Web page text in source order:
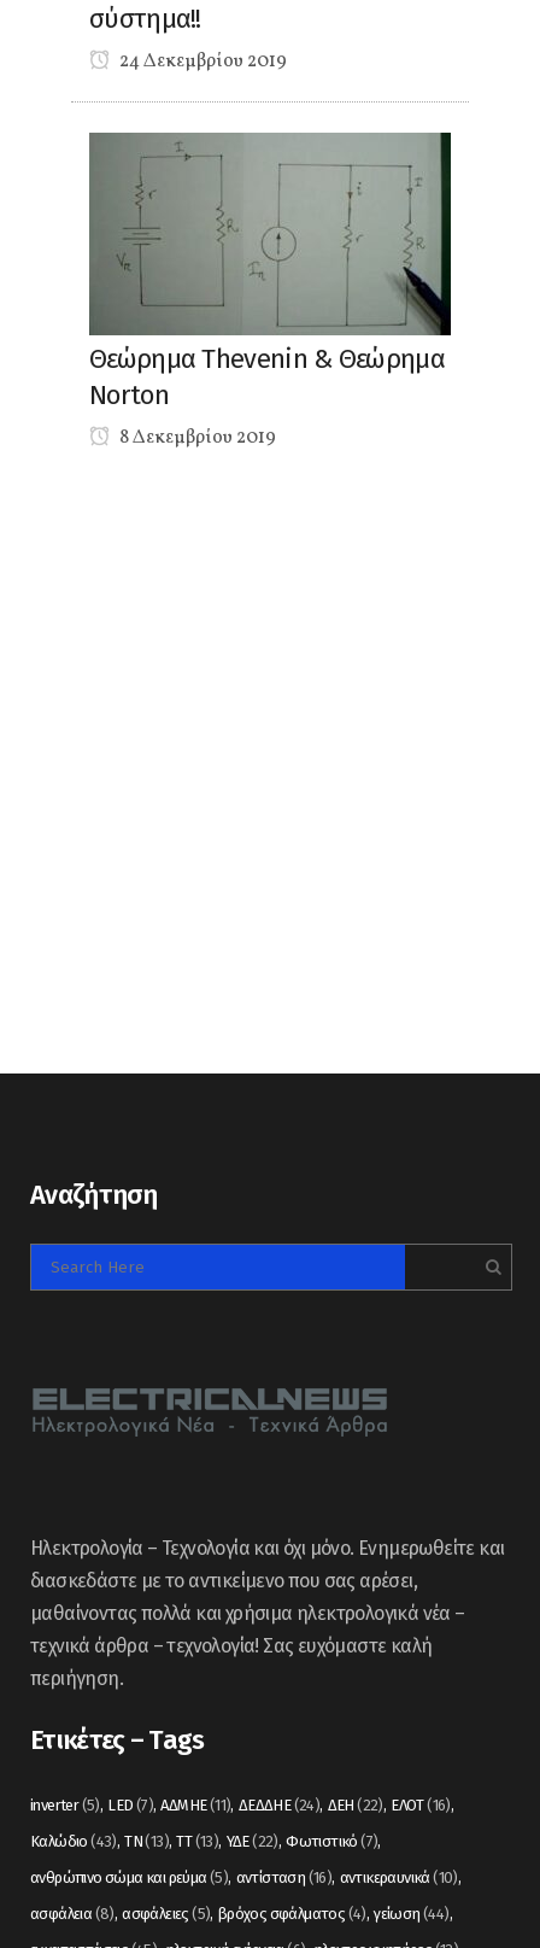
σύστημα!!
24 Δεκεμβρίου 2019
Θεώρημα Thevenin & Θεώρημα
Norton
8 Δεκεμβρίου 2019
Αναζήτηση
Ηλεκτρολογία – Τεχνολογία και όχι μόνο. Ενημερωθείτε και
διασκεδάστε με το αντικείμενο που σας αρέσει,
μαθαίνοντας πολλά και χρήσιμα ηλεκτρολογικά νέα –
τεχνικά άρθρα – τεχνολογία! Σας ευχόμαστε καλή
περιήγηση.
Ετικέτες – Tags
inverter(5) LED (7) ΑΔΜΗΕ(11) ΔΕΔΔΗΕ(24) ΔΕΗ (22) ΕΛΟΤ(16)
Καλώδιο (43) ΤΝ(13) ΤΤ(13) ΥΔΕ(22) Φωτιστικό (7)
ανθρώπινο σώμα και ρεύμα (5) αντίσταση (16) αντικεραυνικά (10)
ασφάλεια (8) ασφάλειες (5) βρόχος σφάλματος (4) γείωση (44)